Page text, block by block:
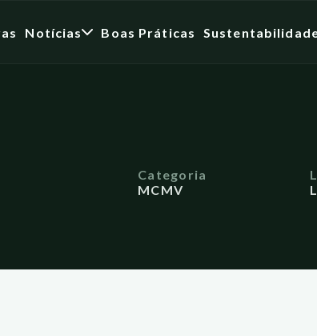
Notícias Boas Práticas
Categoria
MCMV